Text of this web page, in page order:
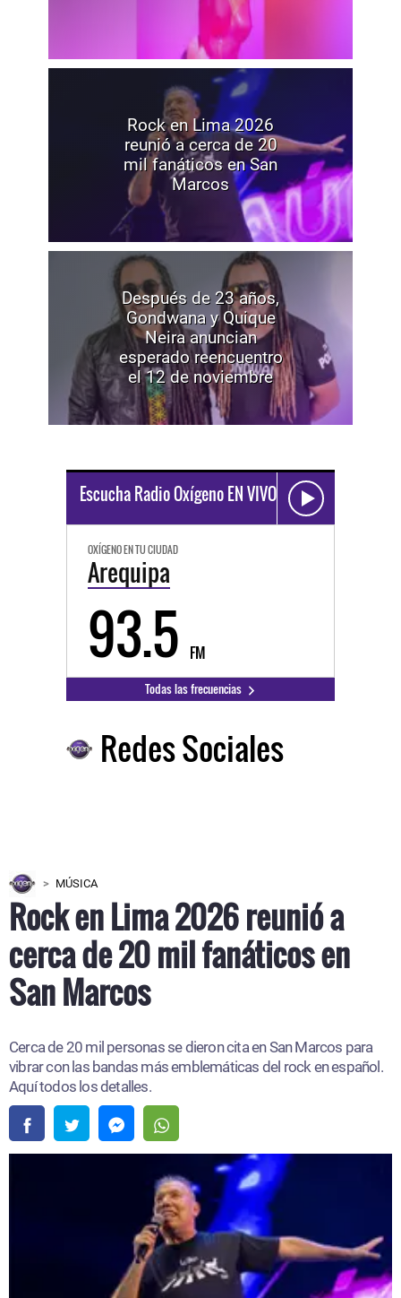
Rock en Lima 2026
reunió a cerca de 20
mil fanáticos en San
Marcos
Después de 23 años,
Gondwana y Quique
Neira anuncian
esperado reencuentro
el 12 de noviembre
Escucha Radio Oxígeno EN VIVO
OXÍGENO EN TU CIUDAD
Arequipa
93.5 FM
Todas las frecuencias
Redes Sociales
MÚSICA
Rock en Lima 2026 reunió a
cerca de 20 mil fanáticos en
San Marcos
Cerca de 20 mil personas se dieron cita en San Marcos para
vibrar con las bandas más emblemáticas del rock en español.
Aquí todos los detalles.